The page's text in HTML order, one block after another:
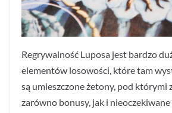
Regrywalność Luposa jest bardzo
elementów losowości, które tam
są umieszczone żetony, pod którymi
zarówno bonusy, jak i